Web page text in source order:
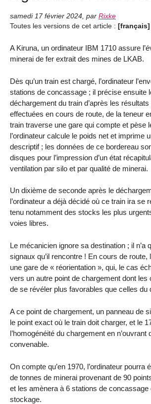
samedi 17 février 2024, par Rixke
Toutes les versions de cet article : [français]
A Kiruna, un ordinateur IBM 1710 assure
minerai de fer extrait des mines de LKAB.
Dès qu’un train est chargé, l’ordinateur
stations de concassage ; il précise ensuite
déchargement du train d’après les
effectuées en cours de route, de la teneur
train traverse une gare qui compte et pèse
l’ordinateur calcule le poids net et imprime
descriptif ; les données de ce bordereau
disques pour l’impression d’un état
ventilation par silo et par qualité de minerai.
Un dixième de seconde après le
l’ordinateur a déjà décidé où ce train ira se
tenu notamment des stocks les plus
voies libres.
Le mécanicien ignore sa destination ; il n’a
signaux qu’il rencontre ! En cours de route,
une gare de « réorientation », qui, le cas
vers un autre point de chargement dont les
de se révéler plus favorables que celles du
A ce point de chargement, un panneau de
le point exact où le train doit charger, et le
l’homogénéité du chargement en n’ouvrant
convenable.
On compte qu’en 1970, l’ordinateur pourra
de tonnes de minerai provenant de 90
et les amènera à 6 stations de concassage
stockage.